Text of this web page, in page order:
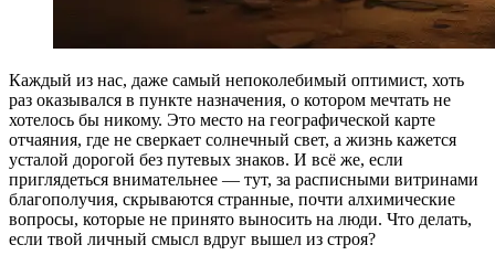
Каждый из нас, даже самый непоколебимый оптимист, хоть
раз оказывался в пункте назначения, о котором мечтать не
хотелось бы никому. Это место на географической карте
отчаяния, где не сверкает солнечный свет, а жизнь кажется
усталой дорогой без путевых знаков. И всё же, если
приглядеться внимательнее — тут, за расписными витринами
благополучия, скрываются странные, почти алхимические
вопросы, которые не принято выносить на люди. Что делать,
если твой личный смысл вдруг вышел из строя?